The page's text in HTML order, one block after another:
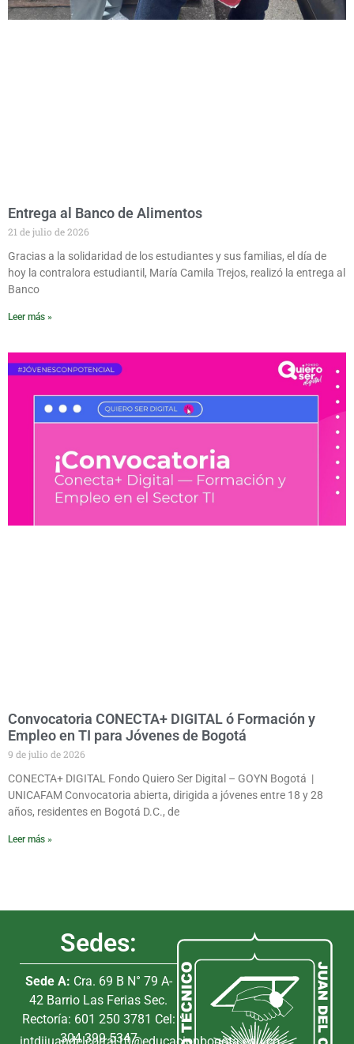
Entrega al Banco de Alimentos
21 de julio de 2026
Gracias a la solidaridad de los estudiantes y sus familias, el día de
hoy la contralora estudiantil, María Camila Trejos, realizó la entrega al
Banco
Leer más »
Convocatoria CONECTA+ DIGITAL ó Formación y
Empleo en TI para Jóvenes de Bogotá
9 de julio de 2026
CONECTA+ DIGITAL Fondo Quiero Ser Digital – GOYN Bogotá |
UNICAFAM Convocatoria abierta, dirigida a jóvenes entre 18 y 28
años, residentes en Bogotá D.C., de
Leer más »
Sedes:
Sede A: Cra. 69 B N° 79 A-
42 Barrio Las Ferias Sec.
Rectoría: 601 250 3781 Cel:
304 399 5347
intdijuandelcorral10@educacionbogota.edu.co